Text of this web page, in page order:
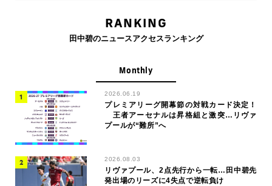
RANKING
田中碧のニュースアクセスランキング
Monthly
2026.06.19
プレミアリーグ開幕節の対戦カード決定！
王者アーセナルは昇格組と激突…リヴァ
プールが“難所”へ
2026.08.03
リヴァプール、2点先行から一転…田中碧先
発出場のリーズに4失点で逆転負け